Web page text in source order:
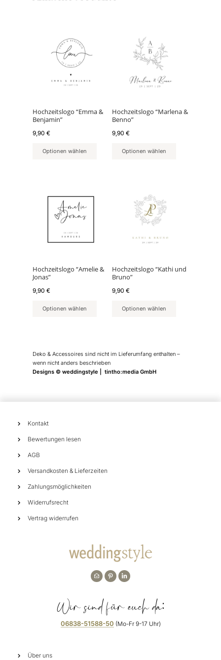
Hochzeitslogo “Emma &
Benjamin”
9,90 €
Optionen wählen
Hochzeitslogo “Marlena &
Benno”
9,90€
Optionen wählen
Hochzeitslogo “Amelie &
Jonas”
9,90 €
Optionen wählen
Hochzeitslogo “Kathi und
Bruno”
9,90€
Optionen wählen
Deko & Accessoires sind nicht im Lieferumfang enthalten –
wenn nicht anders beschrieben
Designs © weddingstyle | tintho:media GmbH
Kontakt
Bewertungen lesen
AGB
Versandkosten & Lieferzeiten
Zahlungsmöglichkeiten
Widerrufsrecht
Vertrag widerrufen
Wir sind für euch da:
06838-51588-50 (Mo-Fr 9-17 Uhr)
Über uns